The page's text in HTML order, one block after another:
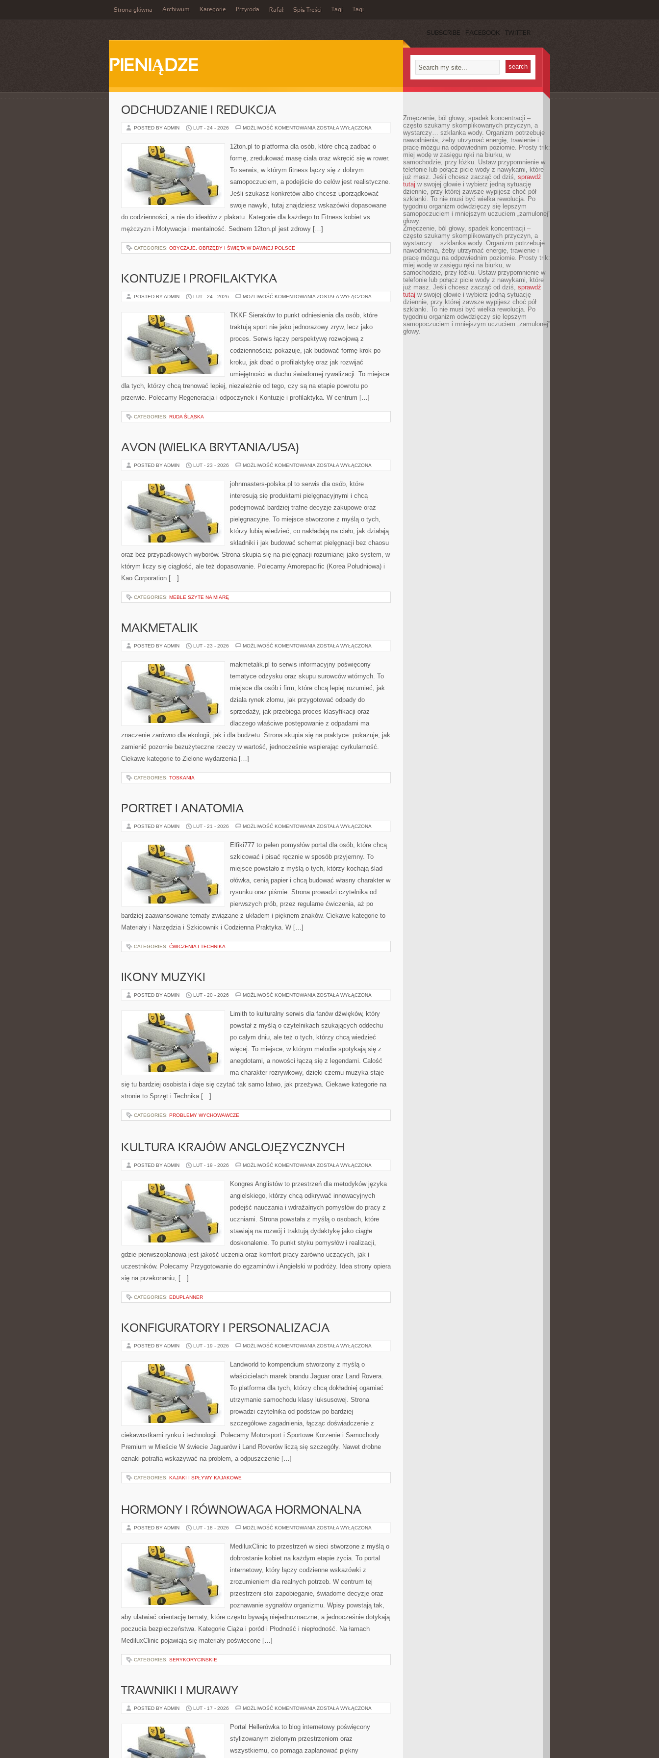
Strona główna Archiwum Kategorie Przyroda Rafał Spis Treści Tagi Tagi
SUBSCRIBE FACEBOOK TWITTER
PIENIĄDZE
ODCHUDZANIE I REDUKCJA
POSTED BY ADMIN LUT - 24 - 2026 MOŻLIWOŚĆ KOMENTOWANIA ODCHUDZANIE
ZOSTAŁA WYŁĄCZONA
12ton.pl to platforma dla osób, które chcą zadbać o
formę, zredukować masę ciała oraz wkręcić się w rower.
To serwis, w którym fitness łączy się z dobrym
samopoczuciem, a podejście do celów jest realistyczne.
Jeśli szukasz konkretów albo chcesz uporządkować
swoje nawyki, tutaj znajdziesz wskazówki dopasowane
do codzienności, a nie do ideałów z plakatu. Kategorie dla każdego to Fitness kobiet vs
mężczyzn i Motywacja i mentalność. Sednem 12ton.pl jest zdrowy […]
CATEGORIES: OBYCZAJE, OBRZĘDY I ŚWIĘTA W DAWNEJ POLSCE
KONTUZJE I PROFILAKTYKA
POSTED BY ADMIN LUT - 24 - 2026 MOŻLIWOŚĆ KOMENTOWANIA KONTUZJE
ZOSTAŁA WYŁĄCZONA
TKKF Sieraków to punkt odniesienia dla osób, które
traktują sport nie jako jednorazowy zryw, lecz jako
proces. Serwis łączy perspektywę rozwojową z
codziennością: pokazuje, jak budować formę krok po
kroku, jak dbać o profilaktykę oraz jak rozwijać
umiejętności w duchu świadomej rywalizacji. To miejsce
dla tych, którzy chcą trenować lepiej, niezależnie od tego, czy są na etapie powrotu po
przerwie. Polecamy Regeneracja i odpoczynek i Kontuzje i profilaktyka. W centrum […]
CATEGORIES: RUDA ŚLĄSKA
AVON (WIELKA BRYTANIA/USA)
POSTED BY ADMIN LUT - 23 - 2026 MOŻLIWOŚĆ KOMENTOWANIA AVON
ZOSTAŁA WYŁĄCZONA
johnmasters-polska.pl to serwis dla osób, które
interesują się produktami pielęgnacyjnymi i chcą
podejmować bardziej trafne decyzje zakupowe oraz
pielęgnacyjne. To miejsce stworzone z myślą o tych,
którzy lubią wiedzieć, co nakładają na ciało, jak działają
składniki i jak budować schemat pielęgnacji bez chaosu
oraz bez przypadkowych wyborów. Strona skupia się na pielęgnacji rozumianej jako system, w
którym liczy się ciągłość, ale też dopasowanie. Polecamy Amorepacific (Korea Południowa) i
Kao Corporation […]
CATEGORIES: MEBLE SZYTE NA MIARĘ
MAKMETALIK
POSTED BY ADMIN LUT - 23 - 2026 MOŻLIWOŚĆ KOMENTOWANIA MAKMETALIK
ZOSTAŁA WYŁĄCZONA
makmetalik.pl to serwis informacyjny poświęcony
tematyce odzysku oraz skupu surowców wtórnych. To
miejsce dla osób i firm, które chcą lepiej rozumieć, jak
działa rynek złomu, jak przygotować odpady do
sprzedaży, jak przebiega proces klasyfikacji oraz
dlaczego właściwe postępowanie z odpadami ma
znaczenie zarówno dla ekologii, jak i dla budżetu. Strona skupia się na praktyce: pokazuje, jak
zamienić pozornie bezużyteczne rzeczy w wartość, jednocześnie wspierając cyrkularność.
Ciekawe kategorie to Zielone wydarzenia […]
CATEGORIES: TOSKANIA
PORTRET I ANATOMIA
POSTED BY ADMIN LUT - 21 - 2026 MOŻLIWOŚĆ KOMENTOWANIA PORTRET
ZOSTAŁA WYŁĄCZONA
Elfiki777 to pełen pomysłów portal dla osób, które chcą
szkicować i pisać ręcznie w sposób przyjemny. To
miejsce powstało z myślą o tych, którzy kochają ślad
ołówka, cenią papier i chcą budować własny charakter w
rysunku oraz piśmie. Strona prowadzi czytelnika od
pierwszych prób, przez regularne ćwiczenia, aż po
bardziej zaawansowane tematy związane z układem i pięknem znaków. Ciekawe kategorie to
Materiały i Narzędzia i Szkicownik i Codzienna Praktyka. W […]
CATEGORIES: ĆWICZENIA I TECHNIKA
IKONY MUZYKI
POSTED BY ADMIN LUT - 20 - 2026 MOŻLIWOŚĆ KOMENTOWANIA IKONY
ZOSTAŁA WYŁĄCZONA
Limith to kulturalny serwis dla fanów dźwięków, który
powstał z myślą o czytelnikach szukających oddechu
po całym dniu, ale też o tych, którzy chcą wiedzieć
więcej. To miejsce, w którym melodie spotykają się z
anegdotami, a nowości łączą się z legendami. Całość
ma charakter rozrywkowy, dzięki czemu muzyka staje
się tu bardziej osobista i daje się czytać tak samo łatwo, jak przeżywa. Ciekawe kategorie na
stronie to Sprzęt i Technika […]
CATEGORIES: PROBLEMY WYCHOWAWCZE
KULTURA KRAJÓW ANGLOJĘZYCZNYCH
POSTED BY ADMIN LUT - 19 - 2026 MOŻLIWOŚĆ KOMENTOWANIA KULTURA
ZOSTAŁA WYŁĄCZONA
Kongres Anglistów to przestrzeń dla metodyków języka
angielskiego, którzy chcą odkrywać innowacyjnych
podejść nauczania i wdrażalnych pomysłów do pracy z
uczniami. Strona powstała z myślą o osobach, które
stawiają na rozwój i traktują dydaktykę jako ciągłe
doskonalenie. To punkt styku pomysłów i realizacji,
gdzie pierwszoplanowa jest jakość uczenia oraz komfort pracy zarówno uczących, jak i
uczestników. Polecamy Przygotowanie do egzaminów i Angielski w podróży. Idea strony opiera
się na przekonaniu, […]
CATEGORIES: EDUPLANNER
KONFIGURATORY I PERSONALIZACJA
POSTED BY ADMIN LUT - 19 - 2026 MOŻLIWOŚĆ KOMENTOWANIA KONFIGURATORY
ZOSTAŁA WYŁĄCZONA
Landworld to kompendium stworzony z myślą o
właścicielach marek brandu Jaguar oraz Land Rovera.
To platforma dla tych, którzy chcą dokładniej ogarniać
utrzymanie samochodu klasy luksusowej. Strona
prowadzi czytelnika od podstaw po bardziej
szczegółowe zagadnienia, łącząc doświadczenie z
ciekawostkami rynku i technologii. Polecamy Motorsport i Sportowe Korzenie i Samochody
Premium w Mieście W świecie Jaguarów i Land Roverów liczą się szczegóły. Nawet drobne
oznaki potrafią wskazywać na problem, a odpuszczenie […]
CATEGORIES: KAJAKI I SPŁYWY KAJAKOWE
HORMONY I RÓWNOWAGA HORMONALNA
POSTED BY ADMIN LUT - 18 - 2026 MOŻLIWOŚĆ KOMENTOWANIA HORMONY
HORMONALNA
ZOSTAŁA WYŁĄCZONA
MediluxClinic to przestrzeń w sieci stworzone z myślą o
dobrostanie kobiet na każdym etapie życia. To portal
internetowy, który łączy codzienne wskazówki z
zrozumieniem dla realnych potrzeb. W centrum tej
przestrzeni stoi zapobieganie, świadome decyzje oraz
poznawanie sygnałów organizmu. Wpisy powstają tak,
aby ułatwiać orientację tematy, które często bywają niejednoznaczne, a jednocześnie dotykają
poczucia bezpieczeństwa. Kategorie Ciąża i poród i Płodność i niepłodność. Na łamach
MediluxClinic pojawiają się materiały poświęcone […]
CATEGORIES: SERYKORYCINSKIE
TRAWNIKI I MURAWY
POSTED BY ADMIN LUT - 17 - 2026 MOŻLIWOŚĆ KOMENTOWANIA TRAWNIKI
ZOSTAŁA WYŁĄCZONA
Portal Hellerówka to blog internetowy poświęcony
stylizowanym zielonym przestrzeniom oraz
wszystkiemu, co pomaga zaplanować piękny
Zmęczenie, ból głowy, spadek koncentracji –
często szukamy skomplikowanych przyczyn, a
wystarczy… szklanka wody. Organizm potrzebuje
nawodnienia, żeby utrzymać energię, trawienie i
pracę mózgu na odpowiednim poziomie. Prosty trik:
miej wodę w zasięgu ręki na biurku, w
samochodzie, przy łóżku. Ustaw przypomnienie w
telefonie lub połącz picie wody z nawykami, które
już masz. Jeśli chcesz zacząć od dziś, sprawdź
tutaj w swojej głowie i wybierz jedną sytuację
dziennie, przy której zawsze wypijesz choć pół
szklanki. To nie musi być wielka rewolucja. Po
tygodniu organizm odwdzięczy się lepszym
samopoczuciem i mniejszym uczuciem „zamulonej”
głowy.
Zmęczenie, ból głowy, spadek koncentracji –
często szukamy skomplikowanych przyczyn, a
wystarczy… szklanka wody. Organizm potrzebuje
nawodnienia, żeby utrzymać energię, trawienie i
pracę mózgu na odpowiednim poziomie. Prosty trik:
miej wodę w zasięgu ręki na biurku, w
samochodzie, przy łóżku. Ustaw przypomnienie w
telefonie lub połącz picie wody z nawykami, które
już masz. Jeśli chcesz zacząć od dziś, sprawdź
tutaj w swojej głowie i wybierz jedną sytuację
dziennie, przy której zawsze wypijesz choć pół
szklanki. To nie musi być wielka rewolucja. Po
tygodniu organizm odwdzięczy się lepszym
samopoczuciem i mniejszym uczuciem „zamulonej”
głowy.